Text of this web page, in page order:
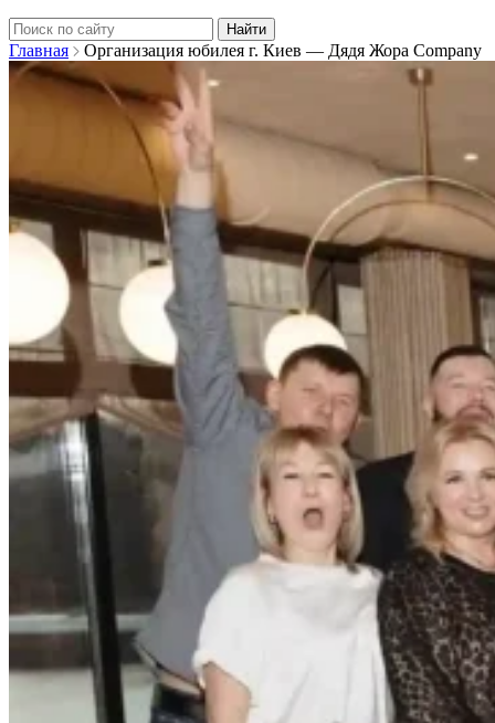
Найти:
Главная
Организация юбилея г. Киев — Дядя Жора Company